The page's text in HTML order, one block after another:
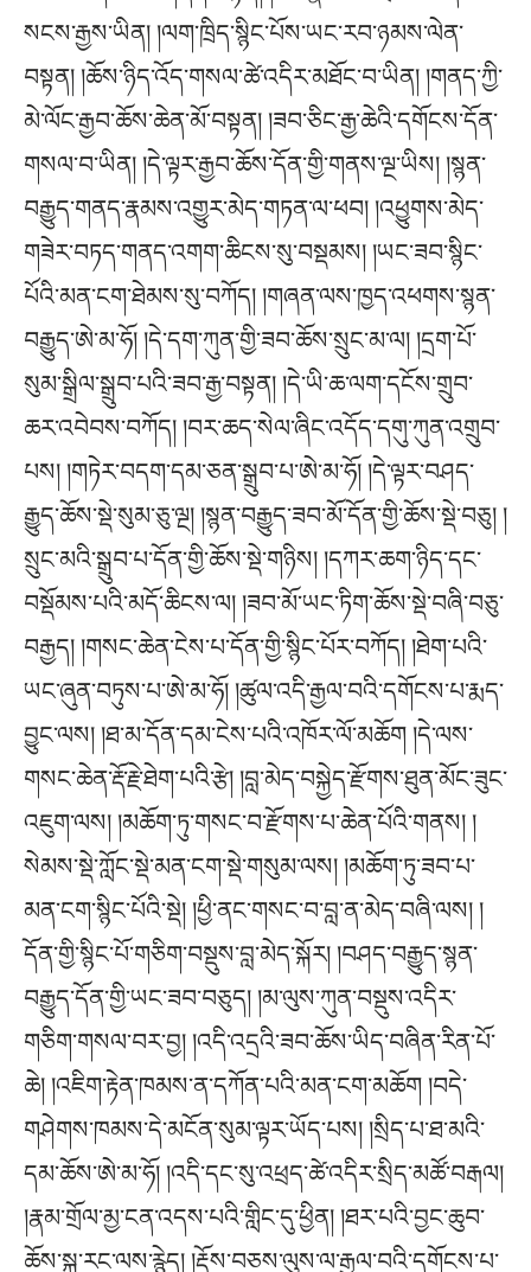
སངས་རྒྱས་ཡིན། །ལག་ཁྲིད་སྙིང་པོས་ཡང་རབ་ཉམས་ལེན་
བསྟན། །ཆོས་ཉིད་འོད་གསལ་ཚེ་འདིར་མཐོང་བ་ཡིན། །གནད་ཀྱི་
མེ་ལོང་རྒྱབ་ཆོས་ཆེན་མོ་བསྟན། །ཟབ་ཅིང་རྒྱ་ཆེའི་དགོངས་དོན་
གསལ་བ་ཡིན། །དེ་ལྟར་རྒྱབ་ཆོས་དོན་གྱི་གནས་ལྔ་ཡིས། །སྙན་
བརྒྱུད་གནད་རྣམས་འགྱུར་མེད་གཏན་ལ་ཕབ། །འཕྱུགས་མེད་
གཟེར་བཏད་གནད་འགག་ཆིངས་སུ་བསྡམས། །ཡང་ཟབ་སྙིང་
པོའི་མན་ངག་ཐེམས་སུ་བཀོད། །གཞན་ལས་ཁྱད་འཕགས་སྙན་
བརྒྱུད་ཨེ་མ་ཧོ། །དེ་དག་ཀུན་གྱི་ཟབ་ཆོས་སྲུང་མ་ལ། །དྲག་པོ་
སུམ་སྒྲིལ་སྒྲུབ་པའི་ཟབ་རྒྱ་བསྟན། །དེ་ཡི་ཆ་ལག་དངོས་གྲུབ་
ཆར་འབེབས་བཀོད། །བར་ཆད་སེལ་ཞིང་འདོད་དགུ་ཀུན་འགྲུབ་
པས། །གཏེར་བདག་དམ་ཅན་སྒྲུབ་པ་ཨེ་མ་ཧོ། །དེ་ལྟར་བཤད་
རྒྱུད་ཆོས་སྡེ་སུམ་ཅུ་ལྔ། །སྙན་བརྒྱུད་ཟབ་མོ་དོན་གྱི་ཆོས་སྡེ་བཅུ། །
སྲུང་མའི་སྒྲུབ་པ་དོན་གྱི་ཆོས་སྡེ་གཉིས། །དཀར་ཆག་ཉིད་དང་
བསྡོམས་པའི་མདོ་ཆིངས་ལ། །ཟབ་མོ་ཡང་ཏིག་ཆོས་སྡེ་བཞི་བཅུ་
བརྒྱད། །གསང་ཆེན་ངེས་པ་དོན་གྱི་སྙིང་པོར་བཀོད། །ཐེག་པའི་
ཡང་ཞུན་བཏུས་པ་ཨེ་མ་ཧོ། །ཚུལ་འདི་རྒྱལ་བའི་དགོངས་པ་རྨད་
བྱུང་ལས། །ཐ་མ་དོན་དམ་ངེས་པའི་འཁོར་ལོ་མཆོག །དེ་ལས་
གསང་ཆེན་རྡོ་རྗེ་ཐེག་པའི་རྩེ། །བླ་མེད་བསྐྱེད་རྫོགས་ཐུན་མོང་ཟུང་
འཇུག་ལས། །མཆོག་ཏུ་གསང་བ་རྫོགས་པ་ཆེན་པོའི་གནས། །
སེམས་སྡེ་ཀློང་སྡེ་མན་ངག་སྡེ་གསུམ་ལས། །མཆོག་ཏུ་ཟབ་པ་
མན་ངག་སྙིང་པོའི་སྡེ། །ཕྱི་ནང་གསང་བ་བླ་ན་མེད་བཞི་ལས། །
དོན་གྱི་སྙིང་པོ་གཅིག་བསྡུས་བླ་མེད་སྐོར། །བཤད་བརྒྱུད་སྙན་
བརྒྱུད་དོན་གྱི་ཡང་ཟབ་བཅུད། །མ་ལུས་ཀུན་བསྡུས་འདིར་
གཅིག་གསལ་བར་བྱ། །འདི་འདྲའི་ཟབ་ཆོས་ཡིད་བཞིན་རིན་པོ་
ཆེ། །འཇིག་རྟེན་ཁམས་ན་དཀོན་པའི་མན་ངག་མཆོག །བདེ་
གཤེགས་ཁམས་དེ་མངོན་སུམ་ལྟར་ཡོད་པས། །སྲིད་པ་ཐ་མའི་
དམ་ཆོས་ཨེ་མ་ཧོ། །འདི་དང་སུ་འཕྲད་ཚེ་འདིར་སྲིད་མཚོ་བརྒལ།
།རྣམ་གྲོལ་མྱ་ངན་འདས་པའི་གླིང་དུ་ཕྱིན། །ཐར་པའི་བྱང་ཆུབ་
ཆོས་སྐུ་རང་ལས་རྙེད། །རྡོས་བཅས་ལུས་ལ་རྒྱལ་བའི་དགོངས་པ་